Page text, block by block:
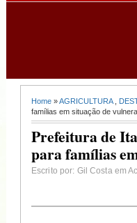
Home »AGRICULTURA,
famílias em situação de
Prefeitura de
para famílias
Escrito por: Gil Costa em